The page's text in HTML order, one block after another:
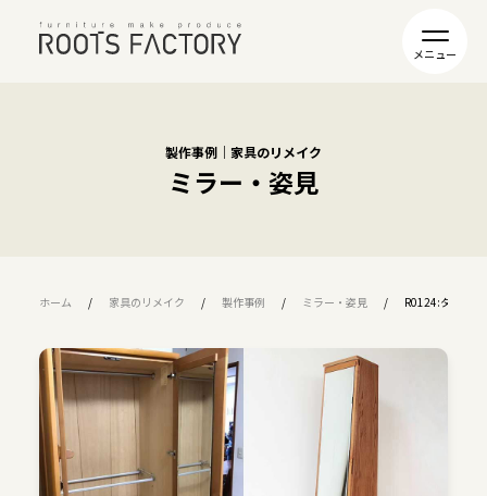
製作事例｜家具のリメイク
ミラー・姿見
ホーム 家具のリメイク 製作事例 ミラー・姿見 R0124:タンス